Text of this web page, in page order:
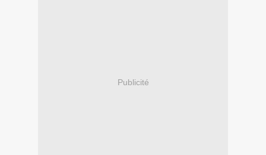
Publicité